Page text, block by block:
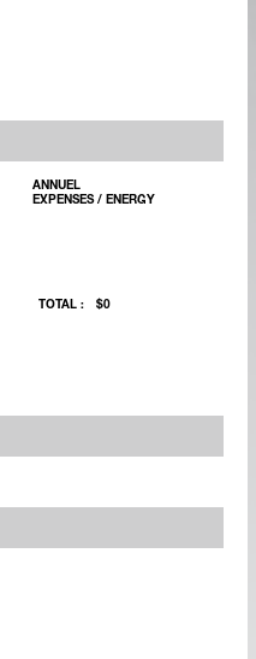
ANNUEL
EXPENSES / ENERGY
TOTAL : $0